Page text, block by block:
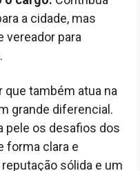
a cidade, mas
vereador para
que também atua na
grande diferencial.
pele os desafios dos
forma clara e
sólida e um